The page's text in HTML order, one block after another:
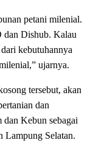
petani milenial.
dan Dishub. Kalau
kebutuhannya
ujarnya.
tersebut, akan
dan
Kebun sebagai
Lampung Selatan.